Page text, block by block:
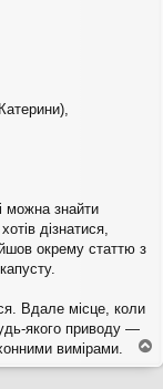
можна знайти
дізнатися,
окрему статтю з
Вдале місце, коли
якого приводу —
вимірами.